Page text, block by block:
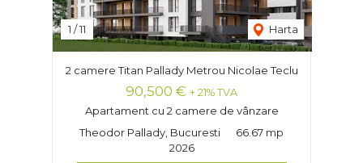
1 /11 Harta
2 camere Titan Pallady Metrou Nicolae Teclu
90,500 € + 21% TVA
Apartament cu 2 camere de vânzare
Theodor Pallady, Bucuresti
66.67 mp
2026